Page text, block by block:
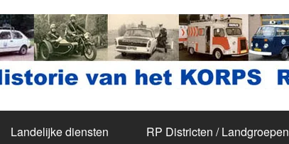
Landelijke diensten RP Districten / Landgroepen